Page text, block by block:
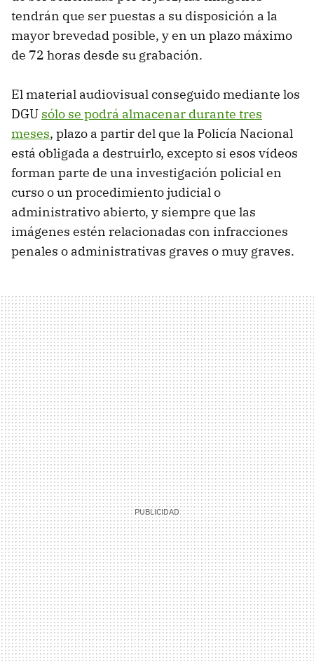
tendrán que ser puestas a su disposición a la
mayor brevedad posible, y en un plazo máximo
de 72 horas desde su grabación.
El material audiovisual conseguido mediante los
DGU sólo se podrá almacenar durante tres
meses, plazo a partir del que la Policía Nacional
está obligada a destruirlo, excepto si esos vídeos
forman parte de una investigación policial en
curso o un procedimiento judicial o
administrativo abierto, y siempre que las
imágenes estén relacionadas con infracciones
penales o administrativas graves o muy graves.